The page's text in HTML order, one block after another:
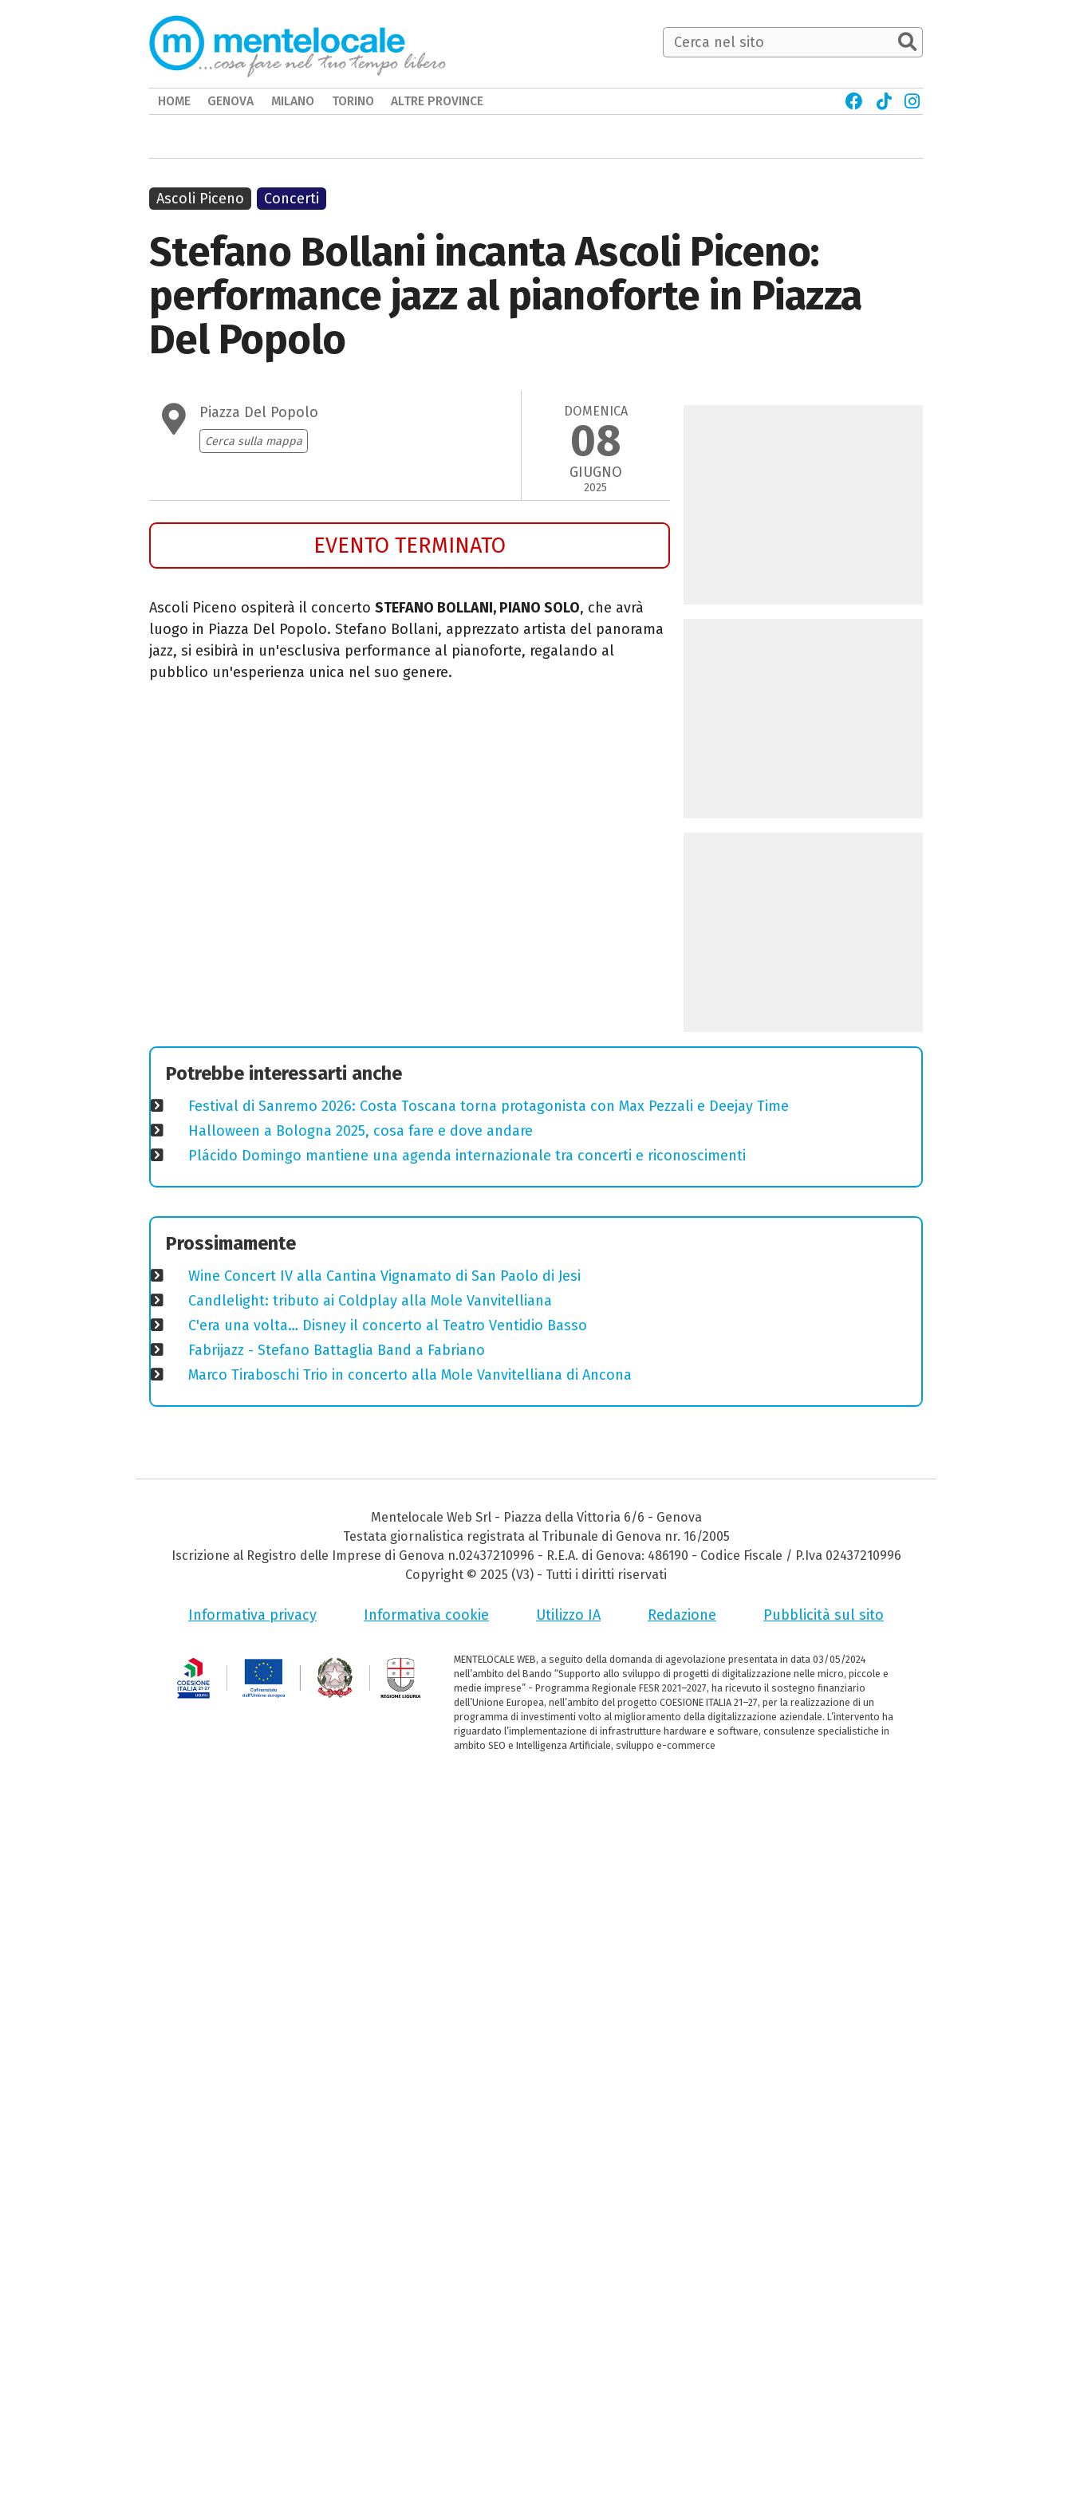
Stefano Bollani incanta Ascoli Piceno:
performance jazz al pianoforte in Piazza
Del Popolo
Piazza Del Popolo
Cerca sulla mappa
DOMENICA
08
GIUGNO
2025
EVENTO TERMINATO
Ascoli Piceno ospiterà il concerto STEFANO BOLLANI, PIANO SOLO, che avrà
luogo in Piazza Del Popolo. Stefano Bollani, apprezzato artista del panorama
jazz, si esibirà in un'esclusiva performance al pianoforte, regalando al
pubblico un'esperienza unica nel suo genere.
Ascoli Piceno Concerti
Potrebbe interessarti anche
Festival di Sanremo 2026: Costa Toscana torna protagonista con Max Pezzali e Deejay Time
Halloween a Bologna 2025, cosa fare e dove andare
Plácido Domingo mantiene una agenda internazionale tra concerti e riconoscimenti
Prossimamente
Wine Concert IV alla Cantina Vignamato di San Paolo di Jesi
Candlelight: tributo ai Coldplay alla Mole Vanvitelliana
C'era una volta… Disney il concerto al Teatro Ventidio Basso
Fabrijazz - Stefano Battaglia Band a Fabriano
Marco Tiraboschi Trio in concerto alla Mole Vanvitelliana di Ancona
HOME GENOVA MILANO TORINO ALTRE PROVINCE
Mentelocale Web Srl - Piazza della Vittoria 6/6 - Genova
Testata giornalistica registrata al Tribunale di Genova nr. 16/2005
Iscrizione al Registro delle Imprese di Genova n.02437210996 - R.E.A. di Genova: 486190 - Codice Fiscale / P.Iva 02437210996
Copyright © 2025 (V3) - Tutti i diritti riservati
Informativa privacy Informativa cookie Utilizzo IA Redazione Pubblicità sul sito
MENTELOCALE WEB, a seguito della domanda di agevolazione presentata in data 03/05/2024
nell’ambito del Bando “Supporto allo sviluppo di progetti di digitalizzazione nelle micro, piccole e
medie imprese” - Programma Regionale FESR 2021–2027, ha ricevuto il sostegno finanziario
dell’Unione Europea, nell’ambito del progetto COESIONE ITALIA 21–27, per la realizzazione di un
programma di investimenti volto al miglioramento della digitalizzazione aziendale. L’intervento ha
riguardato l’implementazione di infrastrutture hardware e software, consulenze specialistiche in
ambito SEO e Intelligenza Artificiale, sviluppo e-commerce